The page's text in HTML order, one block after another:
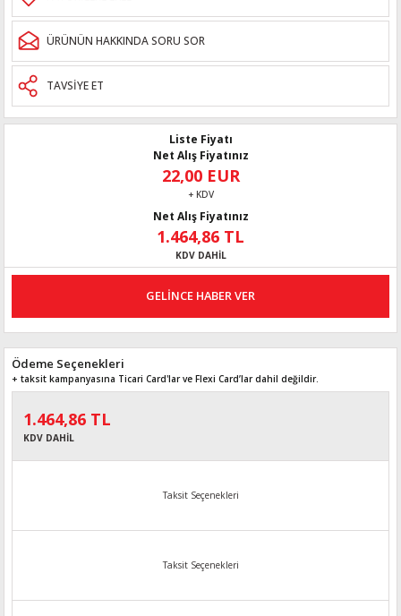
ÜRÜNÜN HAKKINDA SORU SOR
TAVSİYE ET
Liste Fiyatı
Net Alış Fiyatınız
22,00 EUR
+ KDV
Net Alış Fiyatınız
1.464,86 TL
KDV DAHİL
GELİNCE HABER VER
Ödeme Seçenekleri
+ taksit kampanyasına Ticari Card'lar ve Flexi Card’lar dahil değildir.
1.464,86 TL
KDV DAHİL
Taksit Seçenekleri
Taksit Seçenekleri